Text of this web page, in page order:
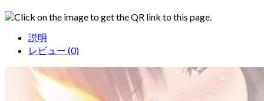
Click on the image to get the QR link to this page.
説明
レビュー (0)